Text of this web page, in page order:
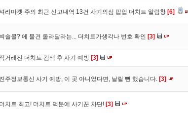
리마켓 주의 최근 신고내역 13건 사기의심 팝업 더치트 알림창 [6]
빅솔몰? 에 물건 올라달라는... 더치트가생각나 번호 확인 [3]
직거래전 더치트 검색 후 사기 예방 [3]
진주정보통신 사기 예방, 이 곳 아니었다면, 날릴 뻔 했습니다. [3]
더치트 최고! 더치트 덕분에 사기꾼 차단! [3]